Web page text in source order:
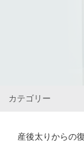
カテゴリー
産後太りからの